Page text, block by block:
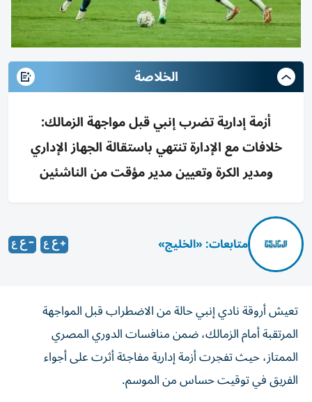
الخلاصة
أزمة إدارية تضرب إنبي قبل مواجهة الزمالك:
خلافات مع الإدارة تنتهي باستقالة الجهاز الإداري
ومدير الكرة وتعيين مدير مؤقت من الناشئين
متابعات: «الخليج»
تعيش أروقة نادي إنبي حالة من الاضطراب قبل المواجهة
المرتقبة أمام الزمالك، ضمن منافسات الدوري المصري
الممتاز، حيث تفجرت أزمة إدارية مفاجئة أثرت على أجواء
الفريق في توقيت حساس من الموسم.